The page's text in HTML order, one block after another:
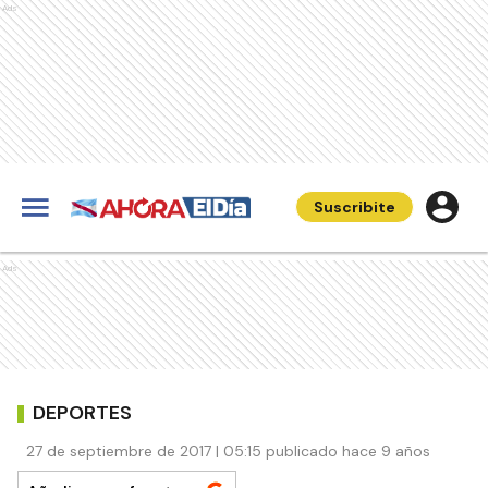
Ads
Suscribite
Ads
DEPORTES
27 de septiembre de 2017 | 05:15 publicado hace 9 años